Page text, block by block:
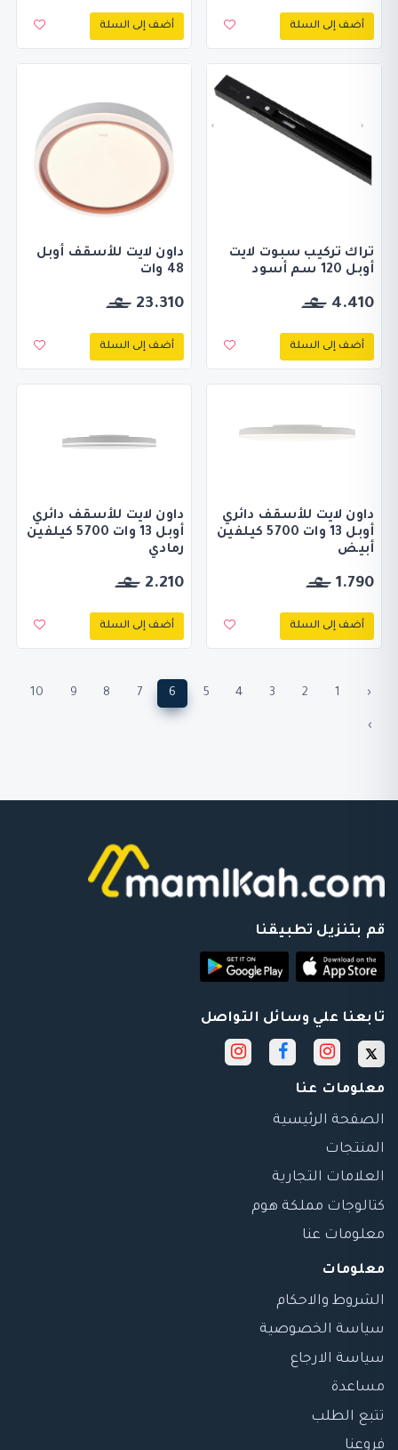
أضف إلى السلة أضف إلى السلة
تراك تركيب سبوت لايت
أوبل 120 سم أسود
4.410
أضف إلى السلة
داون لايت للأسقف أوبل
48 وات
23.310
أضف إلى السلة
داون لايت للأسقف دائري
أوبل 13 وات 5700 كيلفين
أبيض
1.790
أضف إلى السلة
داون لايت للأسقف دائري
أوبل 13 وات 5700 كيلفين
رمادي
2.210
أضف إلى السلة
‹
1
2
3
4
5
6
7
8
9
10
›
قم بتنزيل تطبيقنا
تابعنا علي وسائل التواصل
معلومات عنا
الصفحة الرئيسية
المنتجات
العلامات التجارية
كتالوجات مملكة هوم
معلومات عنا
معلومات
الشروط والاحكام
سياسة الخصوصية
سياسة الارجاع
مساعدة
تتبع الطلب
فروعنا